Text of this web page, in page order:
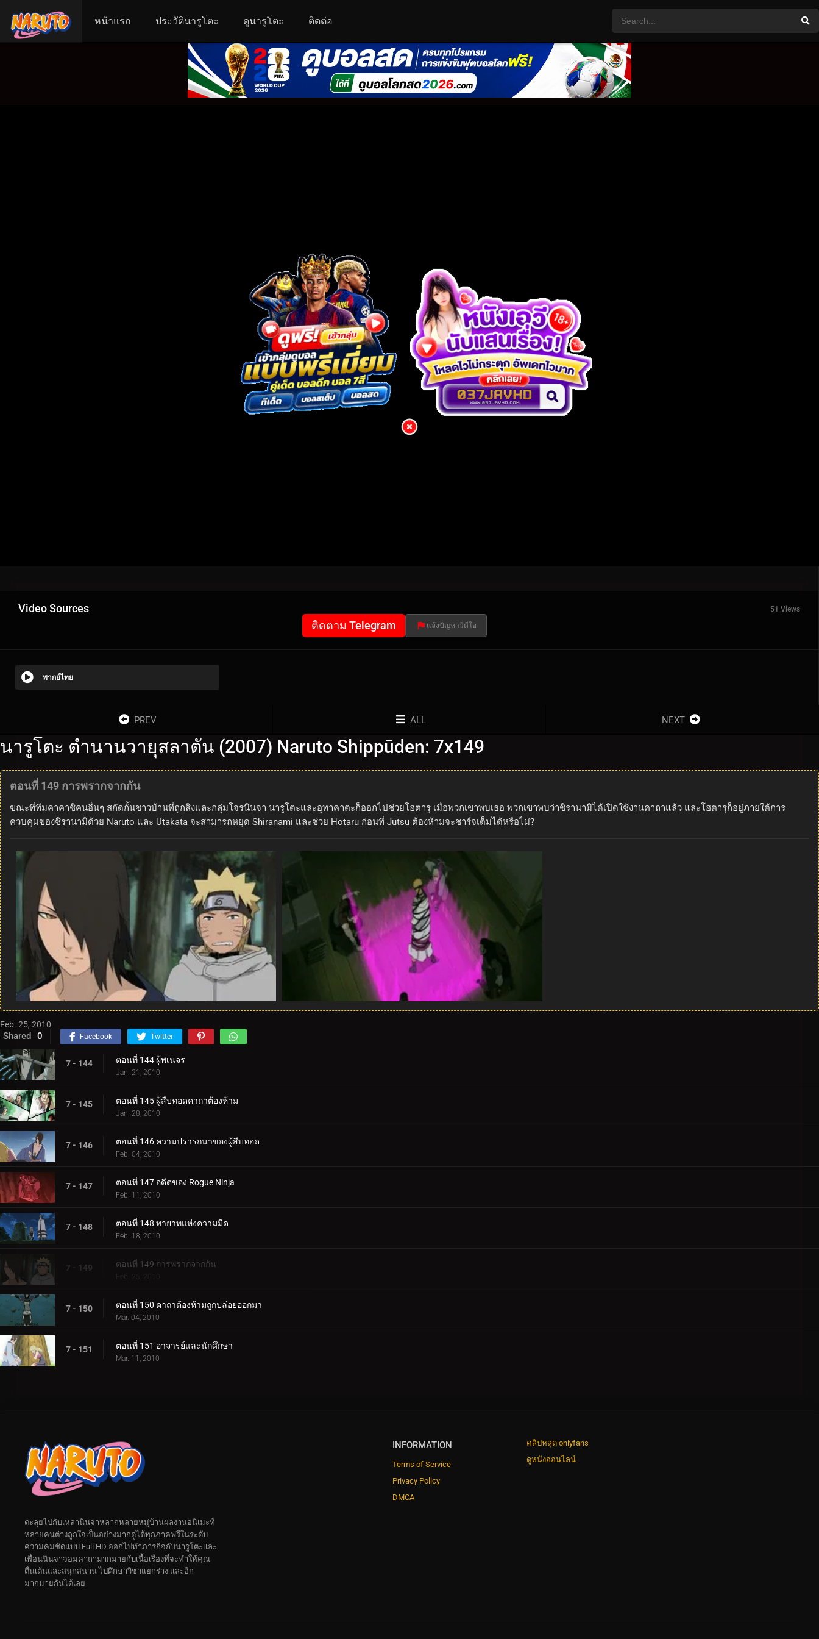
หน้าแรก ประวัตินารูโตะ ดูนารูโตะ ติดต่อ
Video Sources 51 Views
ติดตาม Telegram แจ้งปัญหาวีดีโอ
พากย์ไทย
PREV ALL NEXT
นารูโตะ ตำนานวายุสลาตัน (2007) Naruto Shippūden: 7x149
ตอนที่ 149 การพรากจากกัน
ขณะที่ทีมคาคาชิคนอื่นๆ สกัดกั้นชาวบ้านที่ถูกสิงและกลุ่มโจรนินจา นารูโตะและอุทาคาตะก็ออกไปช่วยโฮตารุ เมื่อพวกเขาพบเธอ พวกเขาพบว่าชิรานามิได้เปิดใช้งานคาถาแล้ว และโฮตารุก็อยู่ภายใต้การ
ควบคุมของชิรานามิด้วย Naruto และ Utakata จะสามารถหยุด Shiranami และช่วย Hotaru ก่อนที่ Jutsu ต้องห้ามจะชาร์จเต็มได้หรือไม่?
Feb. 25, 2010
Shared 0 Facebook Twitter
7 - 144 ตอนที่ 144 ผู้พเนจร
Jan. 21, 2010
7 - 145 ตอนที่ 145 ผู้สืบทอดคาถาต้องห้าม
Jan. 28, 2010
7 - 146 ตอนที่ 146 ความปรารถนาของผู้สืบทอด
Feb. 04, 2010
7 - 147 ตอนที่ 147 อดีตของ Rogue Ninja
Feb. 11, 2010
7 - 148 ตอนที่ 148 ทายาทแห่งความมืด
Feb. 18, 2010
7 - 149 ตอนที่ 149 การพรากจากกัน
Feb. 25, 2010
7 - 150 ตอนที่ 150 คาถาต้องห้ามถูกปล่อยออกมา
Mar. 04, 2010
7 - 151 ตอนที่ 151 อาจารย์และนักศึกษา
Mar. 11, 2010
INFORMATION
Terms of Service
Privacy Policy
DMCA
คลิปหลุด onlyfans
ดูหนังออนไลน์
ตะลุยไปกับเหล่านินจาหลากหลายหมู่บ้านผลงานอนิเมะที่
หลายคนต่างถูกใจเป็นอย่างมากดูได้ทุกภาคฟรีในระดับ
ความคมชัดแบบ Full HD ออกไปทำภารกิจกับนารูโตะและ
เพื่อนนินจาจอมคาถามากมายกับเนื้อเรื่องที่จะทำให้คุณ
ตื่นเต้นและสนุกสนาน ไปศึกษาวิชาแยกร่าง และอีก
มากมายกันได้เลย